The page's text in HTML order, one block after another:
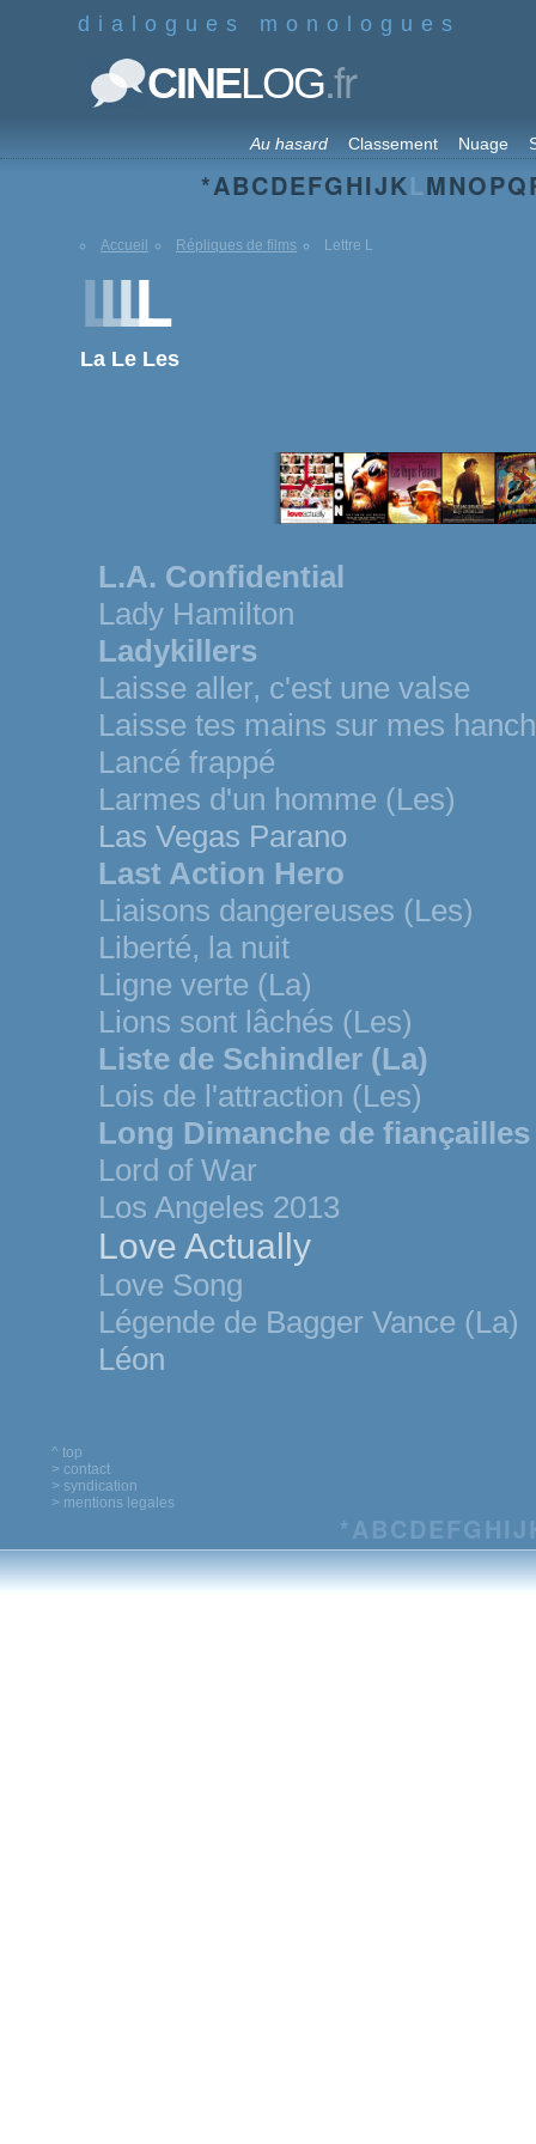
dialogues monologues
CINELOG.fr
Au hasard Classement Nuage
*ABCDEFGHIJKLMNOPQ
Accueil Répliques de films Lettre L
LLLL
La Le Les
L.A. Confidential
Lady Hamilton
Ladykillers
Laisse aller, c'est une valse
Laisse tes mains sur mes
Lancé frappé
Larmes d'un homme (Les)
Las Vegas Parano
Last Action Hero
Liaisons dangereuses (Les)
Liberté, la nuit
Ligne verte (La)
Lions sont lâchés (Les)
Liste de Schindler (La)
Lois de l'attraction (Les)
Long Dimanche de
Lord of War
Los Angeles 2013
Love Actually
Love Song
Légende de Bagger Vance (La)
Léon
^ top
> contact
> syndication
> mentions legales
*ABCDEFG HIJ